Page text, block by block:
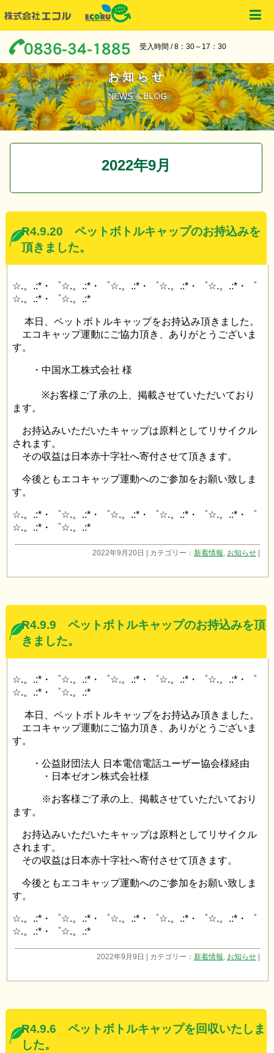
受入時間 / 8：30～17：30
お知らせ
NEWS & BLOG
2022年9月
R4.9.20 ペットボトルキャップのお持込みを
頂きました。
☆.。.:*・゜☆.。.:*・゜☆.。.:*・゜☆.。.:*・゜☆.。.:*・゜
☆.。.:*・゜☆.。.:*
本日、ペットボトルキャップをお持込み頂きました。
エコキャップ運動にご協力頂き、ありがとうございま
す。
・中国水工株式会社 様
※お客様ご了承の上、掲載させていただいており
ます。
お持込みいただいたキャップは原料としてリサイクル
されます。
その収益は日本赤十字社へ寄付させて頂きます。
今後ともエコキャップ運動へのご参加をお願い致しま
す。
☆.。.:*・゜☆.。.:*・゜☆.。.:*・゜☆.。.:*・゜☆.。.:*・゜
☆.。.:*・゜☆.。.:*
2022年9月20日 | カテゴリー：新着情報 お知らせ |
R4.9.9 ペットボトルキャップのお持込みを頂
きました。
☆.。.:*・゜☆.。.:*・゜☆.。.:*・゜☆.。.:*・゜☆.。.:*・゜
☆.。.:*・゜☆.。.:*
本日、ペットボトルキャップをお持込み頂きました。
エコキャップ運動にご協力頂き、ありがとうございま
す。
・公益財団法人 日本電信電話ユーザー協会様経由
・日本ゼオン株式会社様
※お客様ご了承の上、掲載させていただいており
ます。
お持込みいただいたキャップは原料としてリサイクル
されます。
その収益は日本赤十字社へ寄付させて頂きます。
今後ともエコキャップ運動へのご参加をお願い致しま
す。
☆.。.:*・゜☆.。.:*・゜☆.。.:*・゜☆.。.:*・゜☆.。.:*・゜
☆.。.:*・゜☆.。.:*
2022年9月9日 | カテゴリー：新着情報 お知らせ |
R4.9.6 ペットボトルキャップを回収いたしま
した。